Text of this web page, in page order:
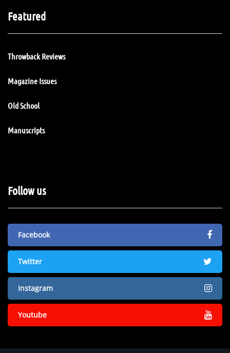
Featured
Throwback Reviews
Magazine Issues
Old School
Manuscripts
Follow us
Facebook
Twitter
Instagram
Youtube